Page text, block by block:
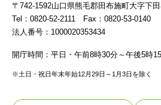
〒742-1592山口県熊毛郡田布施町大字下
Tel：0820-52-2111 Fax：0820-53-0140
法人番号：1000020353434
開庁時間：平日・午前8時30分～午後5時
※土日・祝日年末年始12月29日～1月3日を除く